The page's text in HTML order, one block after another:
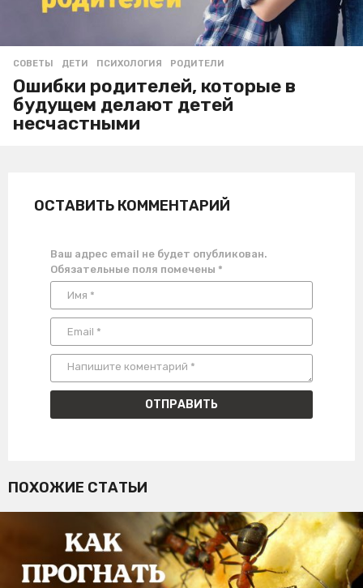
СОВЕТЫ ДЕТИ ,ПСИХОЛОГИЯ ,РОДИТЕЛИ
Ошибки родителей, которые в
будущем делают детей
несчастными
ОСТАВИТЬ КОММЕНТАРИЙ
Ваш адрес email не будет опубликован.
Обязательные поля помечены *
ПОХОЖИЕ СТАТЬИ